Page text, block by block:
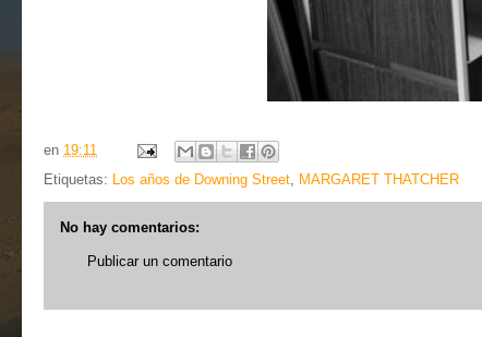
en 19:11
Etiquetas: Los años de Downing Street, MARGARET THATCHER
No hay comentarios:
Publicar un comentario